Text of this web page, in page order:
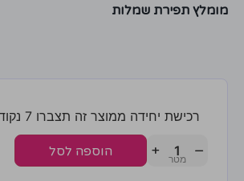
מומלץ תפירת שמלות
רכישת יחידה ממוצר זה תצברו 7 נקודות!
−
+ הוספה לסל